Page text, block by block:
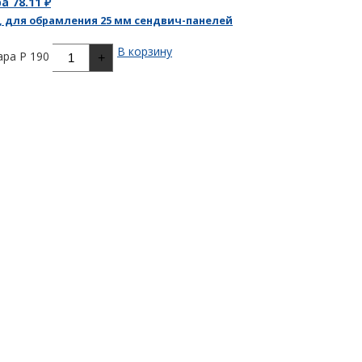
для обрамления 25 мм сендвич-панелей
P 190 + В корзину